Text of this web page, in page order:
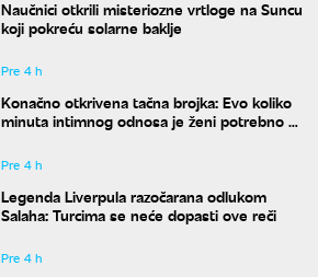
Naučnici otkrili misteriozne vrtloge na Suncu
koji pokreću solarne baklje
Pre 4 h
Konačno otkrivena tačna brojka: Evo koliko
minuta intimnog odnosa je ženi potrebno da
Pre 4 h
Legenda Liverpula razočarana odlukom
Salaha: Turcima se neće dopasti ove reči
Pre 4 h